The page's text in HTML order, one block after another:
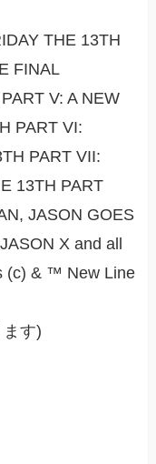
THE 13TH
FINAL
V: A NEW
PART VI:
PART VII:
13TH PART
JASON GOES
X and all
(c) & ™ New Line
す)